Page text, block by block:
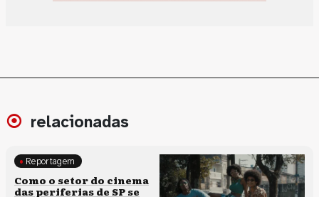
relacionadas
Políticas culturais
Reportagem
Como o setor do cinema
das periferias de SP se